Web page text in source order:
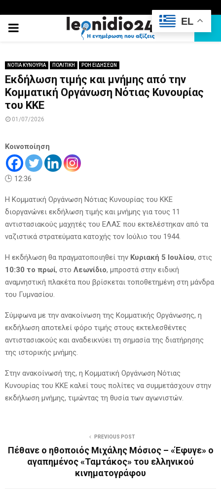
PRIMARY
ΝΟΤΙΑ ΚΥΝΟΥΡΙΑ ΠΟΛΙΤΙΚΗ ΡΟΗ ΕΙΔΗΣΕΩΝ
Εκδήλωση τιμής και μνήμης από την
Κομματική Οργάνωση Νότιας Κυνουρίας
του ΚΚΕ
01/07/2026
Κοινοποίηση
🕒 12:36
Η Κομματική Οργάνωση Νότιας Κυνουρίας του ΚΚΕ
διοργανώνει εκδήλωση τιμής και μνήμης για τους 11
αντιστασιακούς μαχητές του ΕΛΑΣ που εκτελέστηκαν από τα
ναζιστικά στρατεύματα κατοχής τον Ιούλιο του 1944.
Η εκδήλωση θα πραγματοποιηθεί την Κυριακή 5 Ιουλίου, στις
10:30 το πρωί, στο Λεωνίδιο, μπροστά στην ειδική
αναμνηστική πλακέτα που βρίσκεται τοποθετημένη στη μάνδρα
του Γυμνασίου.
Σύμφωνα με την ανακοίνωση της Κομματικής Οργάνωσης, η
εκδήλωση αποτελεί φόρο τιμής στους εκτελεσθέντες
αντιστασιακούς και αναδεικνύει τη σημασία της διατήρησης
της ιστορικής μνήμης.
Στην ανακοίνωσή της, η Κομματική Οργάνωση Νότιας
Κυνουρίας του ΚΚΕ καλεί τους πολίτες να συμμετάσχουν στην
εκδήλωση μνήμης, τιμώντας τη θυσία των αγωνιστών.
PREVIOUS POST
Πέθανε ο ηθοποιός Μιχάλης Μόσιος – «Έφυγε» ο
αγαπημένος «Ταμτάκος» του ελληνικού
κινηματογράφου
EL